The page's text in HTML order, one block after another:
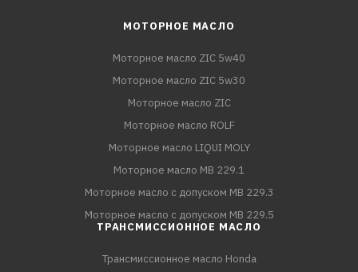
МОТОРНОЕ МАСЛО
Моторное масло ZIC 5w40
Моторное масло ZIC 5w30
Моторное масло ZIC
Моторное масло ROLF
Моторное масло LIQUI MOLY
Моторное масло MB 229.1
Моторное масло с допуском MB 229.3
Моторное масло с допуском MB 229.5
ТРАНСМИССИОННОЕ МАСЛО
Трансмиссионное масло Honda